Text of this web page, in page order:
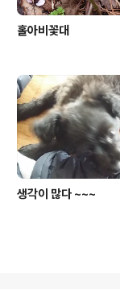
홀아비꽃대
생각이 많다 ~~~